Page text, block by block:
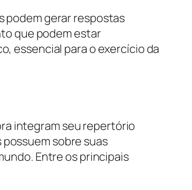
podem gerar respostas
que podem estar
essencial para o exercício da
integram seu repertório
sobre suas
Entre os principais